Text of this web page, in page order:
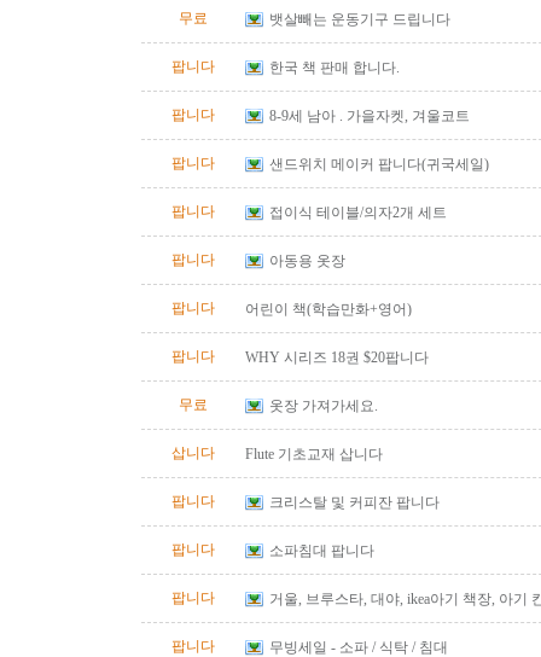
무료
뱃살빼는 운동기구 드립니다
팝니다 한국 책 판매 합니다.
팝니다 8-9세 남아 . 가을자켓, 겨울코트
팝니다 샌드위치 메이커 팝니다(귀국세일)
팝니다 접이식 테이블/의자2개 세트
팝니다 아동용 옷장
팝니다 어린이 책(학습만화+영어)
팝니다 WHY 시리즈 18권 $20팝니다
무료 옷장 가져가세요.
삽니다 Flute 기초교재 삽니다
팝니다 크리스탈 및 커피잔 팝니다
팝니다 소파침대 팝니다
팝니다 거울, 브루스타, 대야, ikea아기 책장, 아기
팝니다 무빙세일 - 소파 / 식탁 / 침대